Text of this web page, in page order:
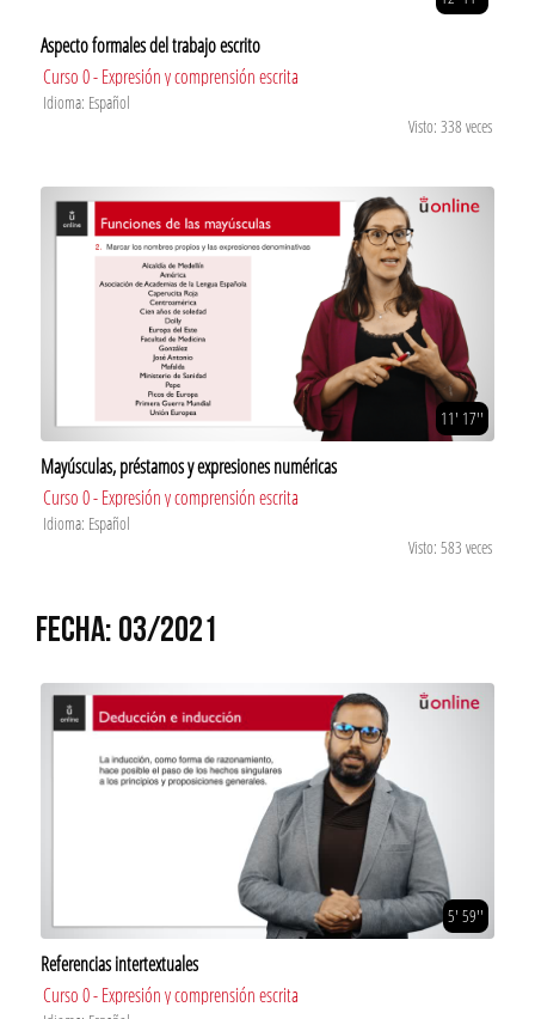
Aspecto formales del trabajo escrito
Curso 0 - Expresión y comprensión escrita
Idioma: Español
Visto: 338 veces
11' 17''
Mayúsculas, préstamos y expresiones numéricas
Curso 0 - Expresión y comprensión escrita
Idioma: Español
Visto: 583 veces
FECHA: 03/2021
5' 59''
Referencias intertextuales
Curso 0 - Expresión y comprensión escrita